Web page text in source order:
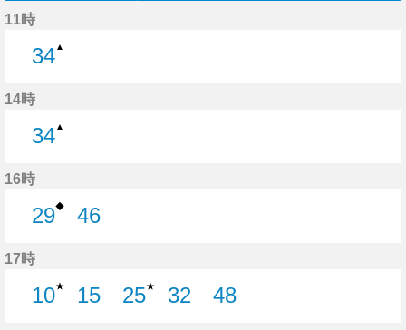
11時
34▲
14時
34▲
16時
29◆
46
17時
10★
15
25★
32
48